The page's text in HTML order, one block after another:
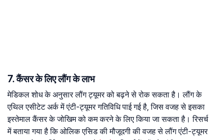
7. कैंसर के लिए लौंग के लाभ
मेडिकल शोध के अनुसार लौंग ट्यूमर को बढ़ने से रोक सकता है। लौंग के
एथिल एसीटेट अर्क में एंटी-ट्यूमर गतिविधि पाई गई है, जिस वजह से इसका
इस्तेमाल कैंसर के जोखिम को कम करने के लिए किया जा सकता है। रिसर्च
में बताया गया है कि ओलिक एसिड की मौजूदगी की वजह से लौंग एंटी-ट्यूमर